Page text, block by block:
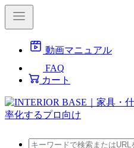
動画マニュアル
FAQ
カート